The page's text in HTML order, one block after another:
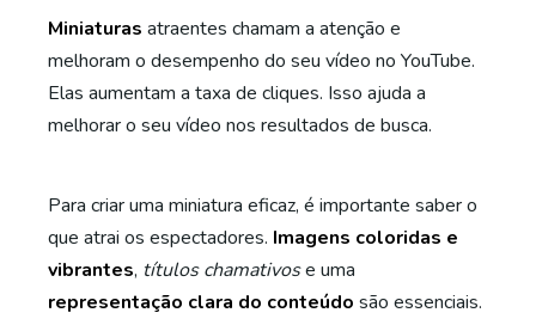
Miniaturas atraentes chamam a atenção e
melhoram o desempenho do seu vídeo no YouTube.
Elas aumentam a taxa de cliques. Isso ajuda a
melhorar o seu vídeo nos resultados de busca.
Para criar uma miniatura eficaz, é importante saber o
que atrai os espectadores. Imagens coloridas e
vibrantes, títulos chamativose uma
representação clara do conteúdo são essenciais.